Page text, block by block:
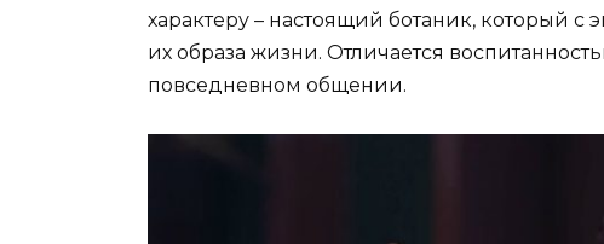
характеру – настоящий ботаник, который
их образа жизни. Отличается
повседневном общении.